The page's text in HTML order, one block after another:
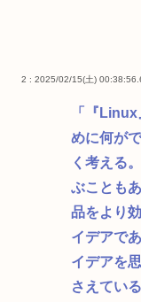
2 : 2025/02/15(土)
「『
めに何が
く考える
ぶことも
品をより
イデアで
イデアを
さえてい